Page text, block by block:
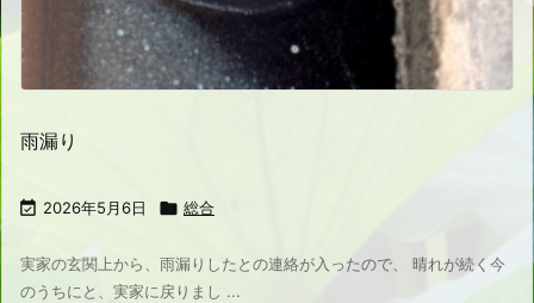
雨漏り
 2026年5月6日  総合
実家の玄関上から、雨漏りしたとの連絡が入ったので、 晴れが続く今
のうちにと、実家に戻りまし ...